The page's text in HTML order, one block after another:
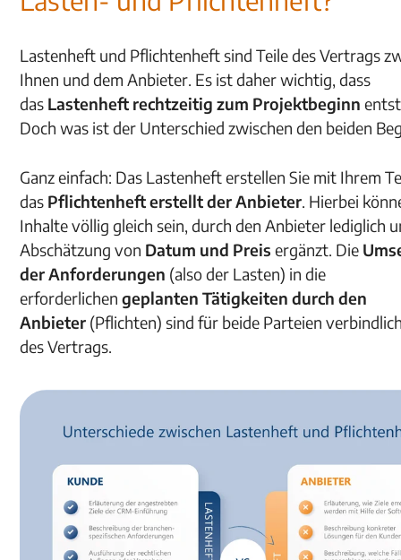
Lastenheft und Pflichtenheft sind Teile des Vertrags
Ihnen und dem Anbieter. Es ist daher wichtig, dass
das Lastenheft rechtzeitig zum Projektbeginn
Doch was ist der Unterschied zwischen den beiden
Ganz einfach: Das Lastenheft erstellen Sie mit Ihrem
das Pflichtenheft erstellt der Anbieter. Hierbei
Inhalte völlig gleich sein, durch den Anbieter lediglich
Abschätzung von Datum und Preis ergänzt. Die
der Anforderungen (also der Lasten) in die
erforderlichen geplanten Tätigkeiten durch den
Anbieter (Pflichten) sind für beide Parteien
des Vertrags.